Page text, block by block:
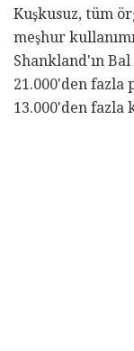
Kuşkusuz, tüm
meşhur
Shankland'ın Bal
21.000'den fazla
13.000'den fazla